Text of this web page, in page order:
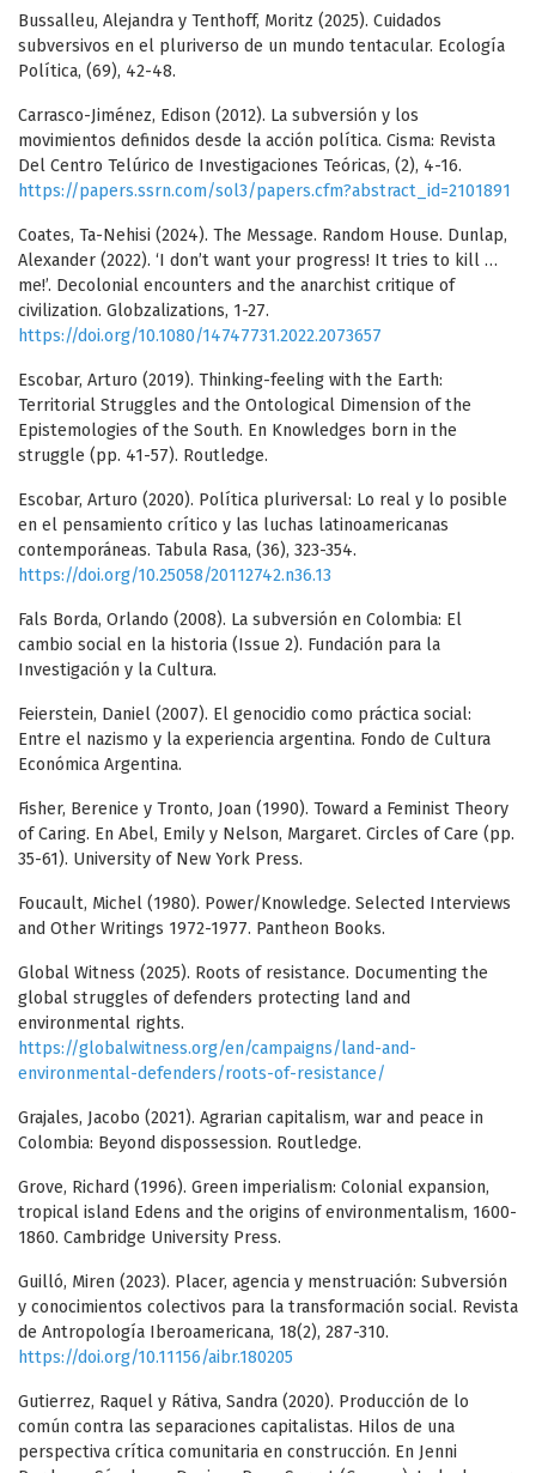
Bussalleu, Alejandra y Tenthoff, Moritz (2025). Cuidados
subversivos en el pluriverso de un mundo tentacular. Ecología
Política, (69), 42-48.
Carrasco-Jiménez, Edison (2012). La subversión y los
movimientos definidos desde la acción política. Cisma: Revista
Del Centro Telúrico de Investigaciones Teóricas, (2), 4-16.
https://papers.ssrn.com/sol3/papers.cfm?abstract_id=2101891
Coates, Ta-Nehisi (2024). The Message. Random House. Dunlap,
Alexander (2022). ‘I don’t want your progress! It tries to kill …
me!’. Decolonial encounters and the anarchist critique of
civilization. Globzalizations, 1-27.
https://doi.org/10.1080/14747731.2022.2073657
Escobar, Arturo (2019). Thinking-feeling with the Earth:
Territorial Struggles and the Ontological Dimension of the
Epistemologies of the South. En Knowledges born in the
struggle (pp. 41-57). Routledge.
Escobar, Arturo (2020). Política pluriversal: Lo real y lo posible
en el pensamiento crítico y las luchas latinoamericanas
contemporáneas. Tabula Rasa, (36), 323-354.
https://doi.org/10.25058/20112742.n36.13
Fals Borda, Orlando (2008). La subversión en Colombia: El
cambio social en la historia (Issue 2). Fundación para la
Investigación y la Cultura.
Feierstein, Daniel (2007). El genocidio como práctica social:
Entre el nazismo y la experiencia argentina. Fondo de Cultura
Económica Argentina.
Fisher, Berenice y Tronto, Joan (1990). Toward a Feminist Theory
of Caring. En Abel, Emily y Nelson, Margaret. Circles of Care (pp.
35-61). University of New York Press.
Foucault, Michel (1980). Power/Knowledge. Selected Interviews
and Other Writings 1972-1977. Pantheon Books.
Global Witness (2025). Roots of resistance. Documenting the
global struggles of defenders protecting land and
environmental rights.
https://globalwitness.org/en/campaigns/land-and-
environmental-defenders/roots-of-resistance/
Grajales, Jacobo (2021). Agrarian capitalism, war and peace in
Colombia: Beyond dispossession. Routledge.
Grove, Richard (1996). Green imperialism: Colonial expansion,
tropical island Edens and the origins of environmentalism, 1600-
1860. Cambridge University Press.
Guilló, Miren (2023). Placer, agencia y menstruación: Subversión
y conocimientos colectivos para la transformación social. Revista
de Antropología Iberoamericana, 18(2), 287-310.
https://doi.org/10.11156/aibr.180205
Gutierrez, Raquel y Rátiva, Sandra (2020). Producción de lo
común contra las separaciones capitalistas. Hilos de una
perspectiva crítica comunitaria en construcción. En Jenni